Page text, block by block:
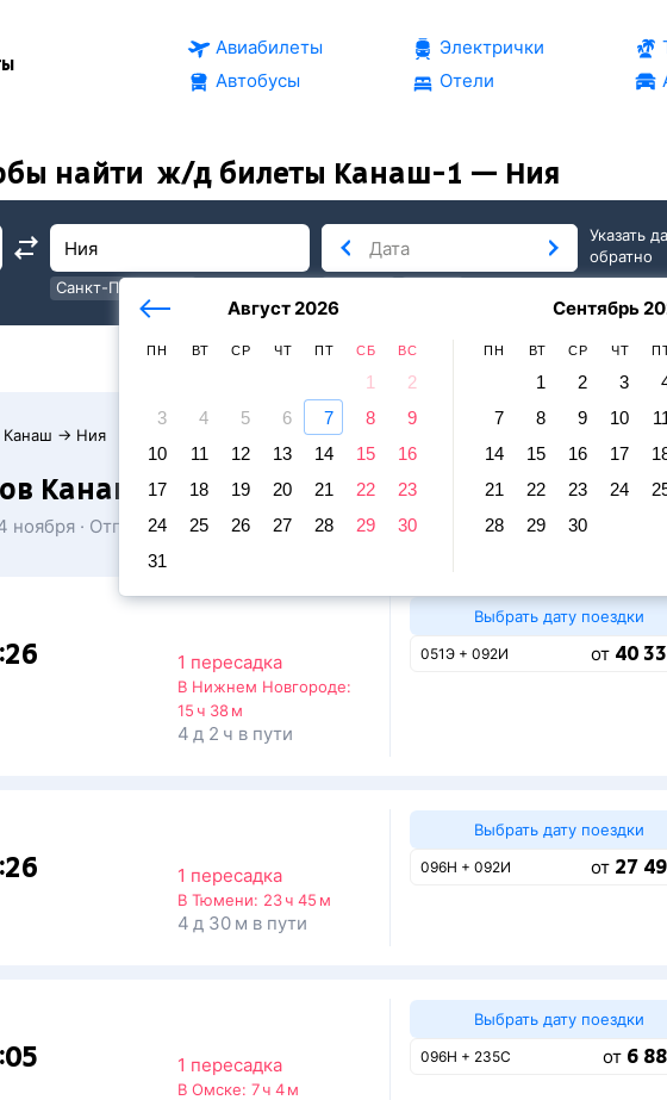
Авиабилеты
Автобусы
Электрички
Отели
найти ж/д билеты Канаш-1 — Ния
Санкт-Петербург
Август 2026
ПН ВТ СР ЧТ ПТ СБ ВС
1
2
3
4 5 6 7 8
9
10
11 12 13 14 15
16
17
18 19 20 21 22
23
24
25 26 27 28 29
30
31
Сентябрь
ПН ВТ СР ЧТ
1 2 3
7
8 9 10
14
15 16 17
21
22 23 24
28
29 30
послезавтра
Указать
обратно
→ Ния
Канаш-1 — Ния
· Отправление и прибытие по местному времени. Цены за 1
1 пересадка
В Нижнем Новгороде:
15 ч 38 м
4 д 2 ч в пути
Выбрать дату поездки
051Э + 092И от 40
1 пересадка
В Тюмени: 23 ч 45 м
4 д 30 м в пути
Выбрать дату поездки
096Н + 092И от 27
1 пересадка
В Омске: 7 ч 4 м
Выбрать дату поездки
096Н + 235С от 6